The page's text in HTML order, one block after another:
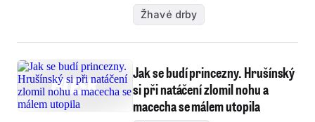
Žhavé drby
Jak se budí princezny. Hrušínský
si při natáčení zlomil nohu a
macecha se málem utopila